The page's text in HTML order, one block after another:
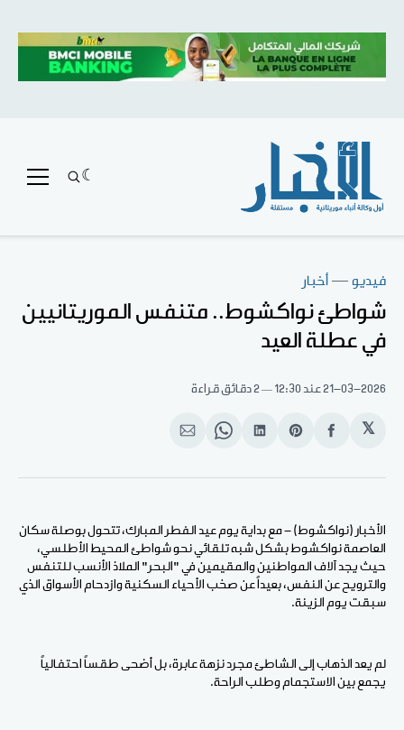
فيديو — أخبار
شواطئ نواكشوط.. متنفس الموريتانيين
في عطلة العيد
21-03-2026عند 12:30 2 دقائق قراءة
𝕏
انشر
الفيسبوك
Share
Pinterest
انشر
لينكد
Share
WhatsApp
انشر
الإيميل
الأخبار (نواكشوط) - مع بداية يوم عيد الفطر المبارك، تتحول بوصلة سكان
العاصمة نواكشوط بشكل شبه تلقائي نحو شواطئ المحيط الأطلسي،
حيث يجد آلاف المواطنين والمقيمين في "البحر" الملاذ الأنسب للتنفس
والترويح عن النفس، بعيداً عن صخب الأحياء السكنية وازدحام الأسواق الذي
سبقت يوم الزينة.
لم يعد الذهاب إلى الشاطئ مجرد نزهة عابرة، بل أضحى طقساً احتفالياً
يجمع بين الاستجمام وطلب الراحة.